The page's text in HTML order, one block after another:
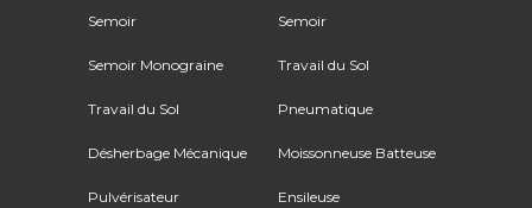
Semoir
Semoir Monograine
Travail du Sol
Désherbage Mécanique
Pulvérisateur
Semoir
Travail du Sol
Pneumatique
Moissonneuse Batteuse
Ensileuse